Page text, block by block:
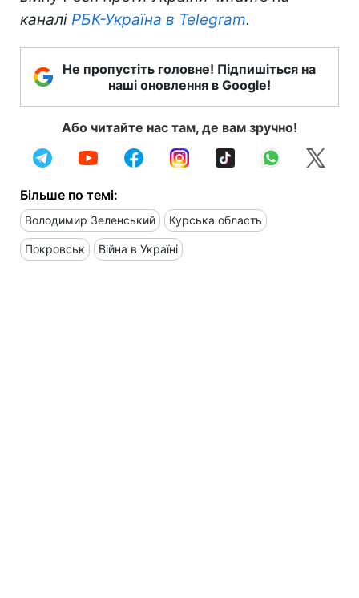
каналі РБК-Україна в Telegram.
Не пропустіть головне! Підпишіться на
наші оновлення в Google!
Або читайте нас там, де вам зручно!
Більше по темі:
Володимир Зеленський Курська область
Покровськ Війна в Україні